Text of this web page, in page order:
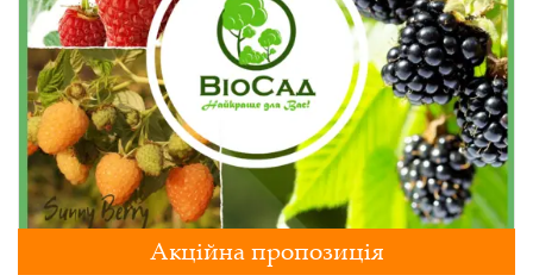
Акційна пропозиція